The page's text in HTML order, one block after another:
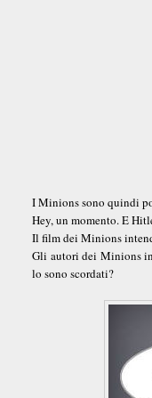
I Minions sono quindi
Hey, un momento. E
Il film dei Minions
Gli autori dei Minions
lo sono scordati?